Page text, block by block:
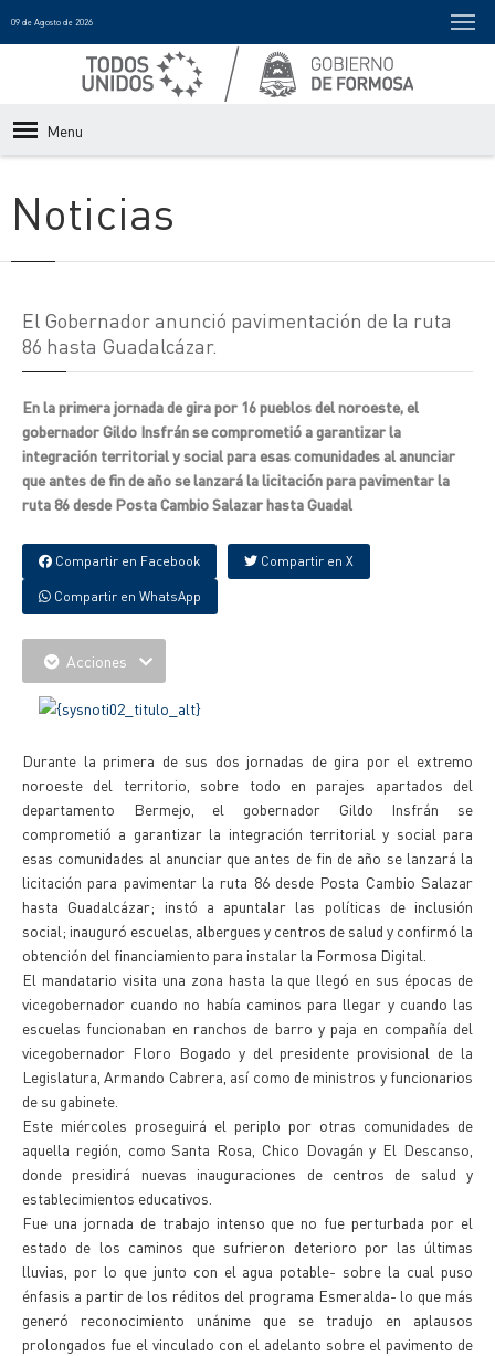
09 de Agosto de 2026
Menu
Noticias
El Gobernador anunció pavimentación de la ruta
86 hasta Guadalcázar.
En la primera jornada de gira por 16 pueblos del noroeste, el
gobernador Gildo Insfrán se comprometió a garantizar la
integración territorial y social para esas comunidades al anunciar
que antes de fin de año se lanzará la licitación para pavimentar la
ruta 86 desde Posta Cambio Salazar hasta Guadal
Compartir en Facebook Compartir en X
Compartir en WhatsApp
Acciones
Durante la primera de sus dos jornadas de gira por el extremo
noroeste del territorio, sobre todo en parajes apartados del
departamento Bermejo, el gobernador Gildo Insfrán se
comprometió a garantizar la integración territorial y social para
esas comunidades al anunciar que antes de fin de año se lanzará la
licitación para pavimentar la ruta 86 desde Posta Cambio Salazar
hasta Guadalcázar; instó a apuntalar las políticas de inclusión
social; inauguró escuelas, albergues y centros de salud y confirmó la
obtención del financiamiento para instalar la Formosa Digital.
El mandatario visita una zona hasta la que llegó en sus épocas de
vicegobernador cuando no había caminos para llegar y cuando las
escuelas funcionaban en ranchos de barro y paja en compañía del
vicegobernador Floro Bogado y del presidente provisional de la
Legislatura, Armando Cabrera, así como de ministros y funcionarios
de su gabinete.
Este miércoles proseguirá el periplo por otras comunidades de
aquella región, como Santa Rosa, Chico Dovagán y El Descanso,
donde presidirá nuevas inauguraciones de centros de salud y
establecimientos educativos.
Fue una jornada de trabajo intenso que no fue perturbada por el
estado de los caminos que sufrieron deterioro por las últimas
lluvias, por lo que junto con el agua potable- sobre la cual puso
énfasis a partir de los réditos del programa Esmeralda- lo que más
generó reconocimiento unánime que se tradujo en aplausos
prolongados fue el vinculado con el adelanto sobre el pavimento de